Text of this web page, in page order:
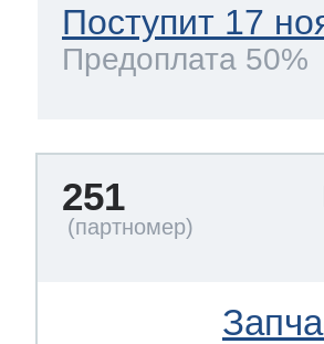
Поступит 17
Предоплата 50%
251